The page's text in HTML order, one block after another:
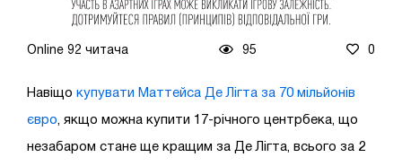
Online 92 читача 95 0
Навіщо купувати Маттейса Де Лігта за 70 мільйонів
євро , якщо можна купити 17-річного центрбека, що
незабаром стане ще кращим за Де Лігта, всього за 2